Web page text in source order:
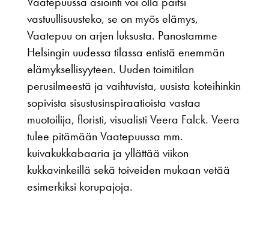
vastuullisuusteko, se on myös elämys,
Vaatepuu on arjen luksusta. Panostamme
Helsingin uudessa tilassa entistä enemmän
elämyksellisyyteen. Uuden toimitilan
perusilmeestä ja vaihtuvista, uusista koteihinkin
sopivista sisustusinspiraatioista vastaa
muotoilija, floristi, visualisti Veera Falck. Veera
tulee pitämään Vaatepuussa mm.
kuivakukkabaaria ja yllättää viikon
kukkavinkeillä sekä toiveiden mukaan vetää
esimerkiksi korupajoja.